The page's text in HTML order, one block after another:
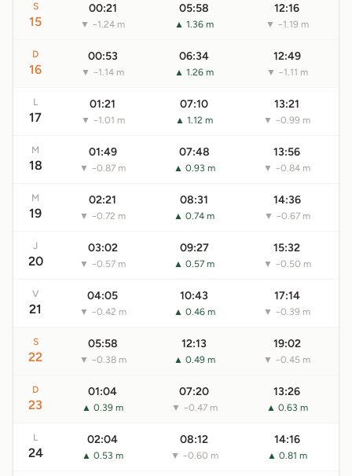
S
15
00:21
▼ −1.24 m
05:58
▲ 1.36 m
12:16
▼ −1.19 m
D
16
00:53
▼ −1.14 m
06:34
▲ 1.26 m
12:49
▼ −1.11 m
L
17
01:21
▼ −1.01 m
07:10
▲ 1.12 m
13:21
▼ −0.99 m
M
18
01:49
▼ −0.87 m
07:48
▲ 0.93 m
13:56
▼ −0.84 m
M
19
02:21
▼ −0.72 m
08:31
▲ 0.74 m
14:36
▼ −0.67 m
J
20
03:02
▼ −0.57 m
09:27
▲ 0.57 m
15:32
▼ −0.50 m
V
21
04:05
▼ −0.42 m
10:43
▲ 0.46 m
17:14
▼ −0.39 m
S
22
05:58
▼ −0.38 m
12:13
▲ 0.49 m
19:02
▼ −0.45 m
D
23
01:04
▲ 0.39 m
07:20
▼ −0.47 m
13:26
▲ 0.63 m
L
24
02:04
▲ 0.53 m
08:12
▼ −0.60 m
14:16
▲ 0.81 m